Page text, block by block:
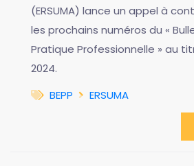
(ERSUMA) lance un appel à
les prochains numéros du «
Pratique Professionnelle » au
2024.
BEPP
ERSUMA